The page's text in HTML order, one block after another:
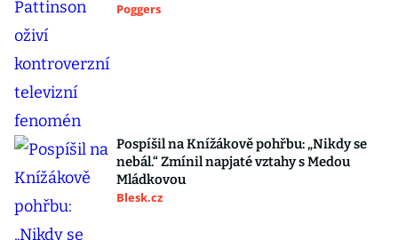
Poggers
Pospíšil na Knížákově pohřbu: „Nikdy se
nebál.“ Zmínil napjaté vztahy s Medou
Mládkovou
Blesk.cz